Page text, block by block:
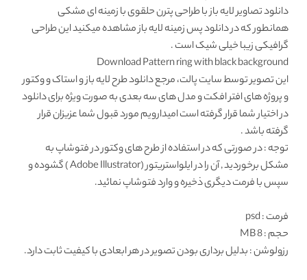
دانلود تصاویر لایه بازبا طراحی پترن حلقوی با زمینه ای مشکی
همانطور که دردانلود پس زمینه لایه بازمشاهده میکنید این طراحی
گرافیکی زیبا خیلی شیک است .
Download Pattern ring with black background
این تصویر توسطسایت پالت، مرجعدانلود طرح لایه بازو استاک و وکتور
و پروژه های افتر افکت و مدل های سه بعدی به صورت ویژه برای دانلود
در اختیار شما قرار گرفته است امیدارویم مورد قبول شما عزیزان قرار
گرفته باشد .
توجه : در صورتی که در استفاده از طرح های وکتور در فتوشاپ به
مشکل برخوردید , آن را در ایلواستریتور (Adobe Illustrator ) گشوده و
سپس با فرمت دیگری ذخیره و وارد فتوشاپ نمائید.
فرمت: psd
حجم : 8 MB
رزولوشن: بدلیل برداری بودن تصویر در هر ابعادی با کیفیت ثابت دارد.